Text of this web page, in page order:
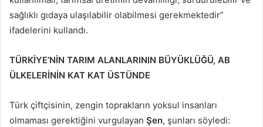
sağlıklı gıdaya ulaşılabilir olabilmesi gerekmektedir”
ifadelerini kullandı.
TÜRKİYE’NİN TARIM ALANLARININ BÜYÜKLÜĞÜ, AB
ÜLKELERİNİN KAT KAT ÜSTÜNDE
Türk çiftçisinin, zengin toprakların yoksul insanları
olmaması gerektiğini vurgulayan Şen, şunları söyledi: